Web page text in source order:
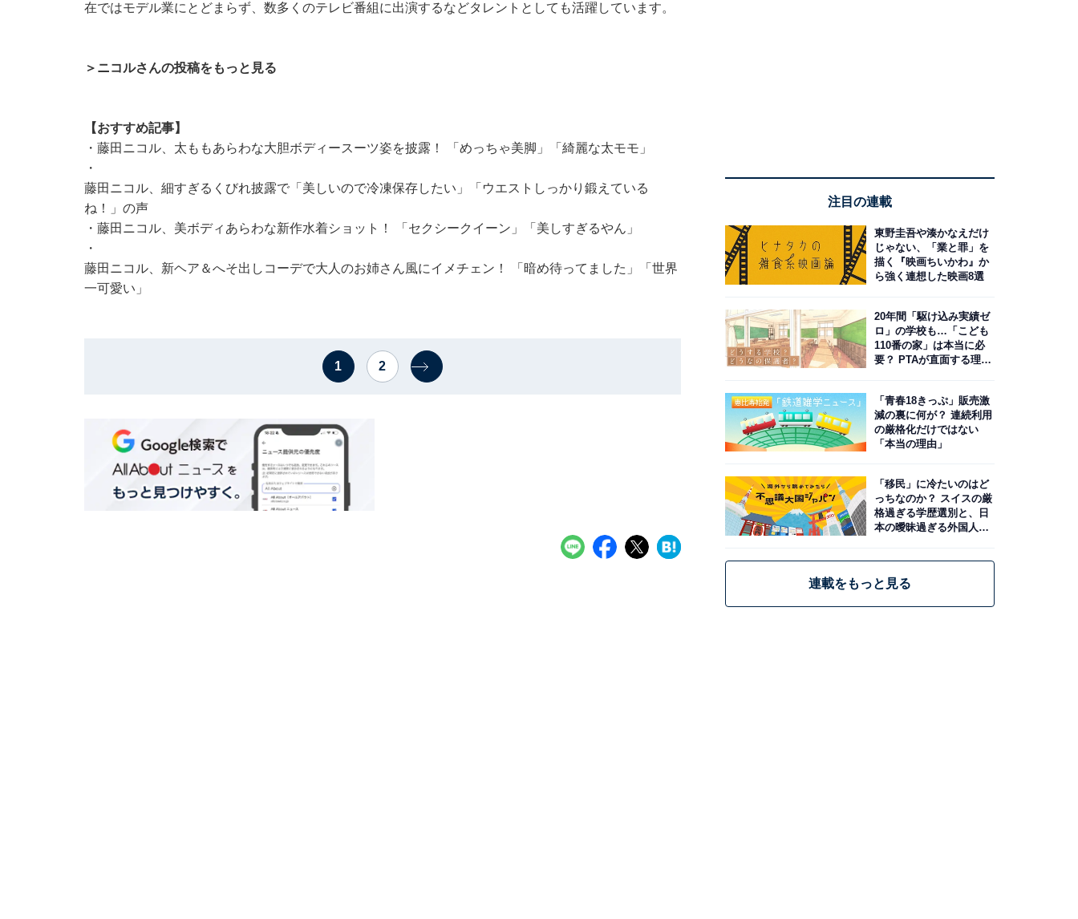
在ではモデル業にとどまらず、数多くのテレビ番組に出演するなどタレントとしても活躍しています。
＞ニコルさんの投稿をもっと見る
【おすすめ記事】​​​​​
・ 藤田ニコル、太ももあらわな大胆ボディースーツ姿を披露！ 「めっちゃ美脚」「綺麗な太モモ」
・
藤田ニコル、細すぎるくびれ披露で「美しいので冷凍保存したい」「ウエストしっかり鍛えている
ね！」の声
・ 藤田ニコル、美ボディあらわな新作水着ショット！ 「セクシークイーン」「美しすぎるやん」
・
藤田ニコル、新ヘア＆へそ出しコーデで大人のお姉さん風にイメチェン！ 「暗め待ってました」「世界
一可愛い」
1 2
注目の連載
東野圭吾や湊かなえだけ
じゃない、「業と罪」を
描く『映画ちいかわ』か
ら強く連想した映画8選
20年間「駆け込み実績ゼ
ロ」の学校も…「こども
110番の家」は本当に必
要？ PTAが直面する理想
「青春18きっぷ」販売激
減の裏に何が？ 連続利用
の厳格化だけではない
「本当の理由」
「移民」に冷たいのはど
っちなのか？ スイスの厳
格過ぎる学歴選別と、日
本の曖昧過ぎる外国人政
連載をもっと見る